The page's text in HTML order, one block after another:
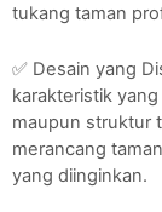
tukang taman
✅ Desain yang
karakteristik
maupun struktur
merancang
yang diinginkan.